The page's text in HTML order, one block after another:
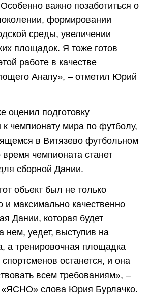
важно позаботиться о
формировании
среды, увеличении
площадок. Я тоже готов
работе в качестве
Анапу», – отметил Юрий
оценил подготовку
к чемпионату мира по футболу,
в Витязево футбольном
чемпионата станет
сборной Дании.
объект был не только
и максимально качественно
Дании, которая будет
нем, уедет, выступив на
а тренировочная площадка
останется, и она
всем требованиям», –
«ЯСНО» слова Юрия Бурлачко.